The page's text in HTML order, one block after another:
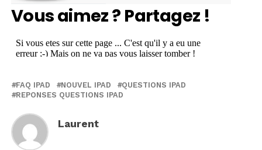
Vous aimez ? Partagez !
FAQ IPAD NOUVEL IPAD
QUESTIONS IPAD
REPONSES QUESTIONS IPAD
Laurent